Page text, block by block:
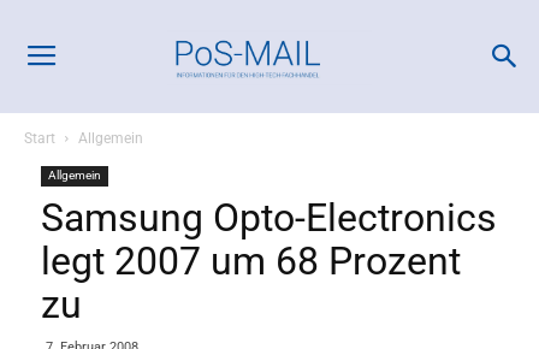
Start Allgemein
Allgemein
Samsung Opto-Electronics
legt 2007 um 68 Prozent
zu